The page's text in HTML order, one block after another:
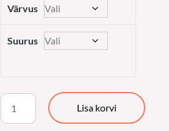
Värvus
Suurus
Satsiga
rinnal
Lisa korvi